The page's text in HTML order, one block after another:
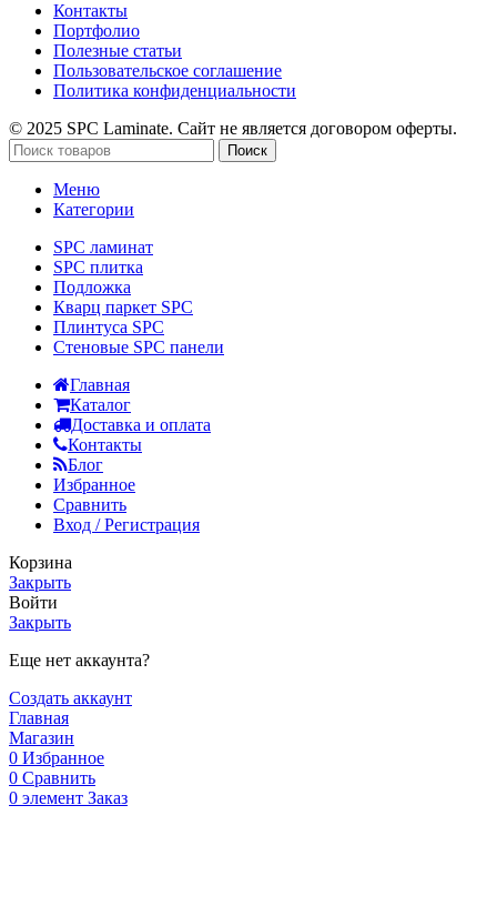
Контакты
Портфолио
Полезные статьи
Пользовательское соглашение
Политика конфиденциальности
© 2025 SPC Laminate. Сайт не является договором оферты.
Поиск
Меню
Категории
SPC ламинат
SPC плитка
Подложка
Кварц паркет SPC
Плинтуса SPC
Стеновые SPC панели
Главная
Каталог
Доставка и оплата
Контакты
Блог
Избранное
Сравнить
Вход / Регистрация
Корзина
Закрыть
Войти
Закрыть
Еще нет аккаунта?
Создать аккаунт
Главная
Магазин
0 Избранное
0 Сравнить
0 элемент Заказ